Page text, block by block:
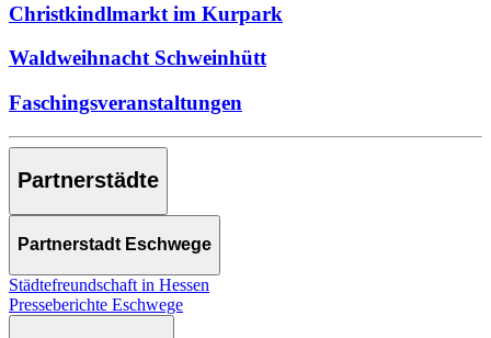
Christkindlmarkt im Kurpark
Waldweihnacht Schweinhütt
Faschingsveranstaltungen
Partnerstädte
Partnerstadt Eschwege
Städtefreundschaft in Hessen
Presseberichte Eschwege